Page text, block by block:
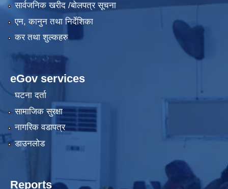
सार्वजनिक खरीद /बोलपत्र सूचना
एन, कानुन तथा निर्देशिका
कर तथा शुल्कहरु
eGov services
घटना दर्ता
सामाजिक सुरक्षा
नागरिक वडापत्र
डाउनलोड
Reports